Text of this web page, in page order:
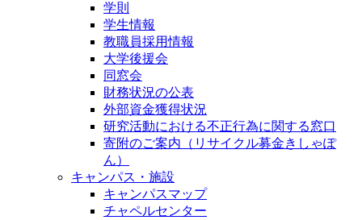
学則
学生情報
教職員採用情報
大学後援会
同窓会
財務状況の公表
外部資金獲得状況
研究活動における不正行為に関する窓口
寄附のご案内（リサイクル募金きしゃぽ
ん）
キャンパス・施設
キャンパスマップ
チャペルセンター